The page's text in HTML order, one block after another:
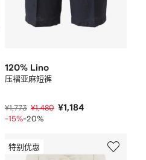
120% Lino
压褶亚麻短裤
¥1,773 ¥1,480 ¥1,184
-15%-20%
特别优惠